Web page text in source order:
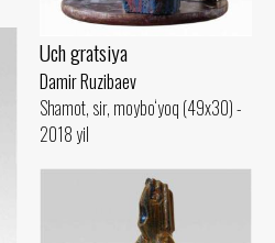
Uch gratsiya
Damir Ruzibaev
Shamot, sir, moybo‘yoq (49x30) -
2018 yil